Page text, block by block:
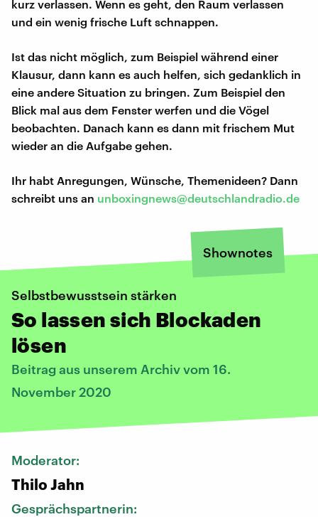
kurz verlassen. Wenn es geht, den Raum verlassen
und ein wenig frische Luft schnappen.
Ist das nicht möglich, zum Beispiel während einer
Klausur, dann kann es auch helfen, sich gedanklich in
eine andere Situation zu bringen. Zum Beispiel den
Blick mal aus dem Fenster werfen und die Vögel
beobachten. Danach kann es dann mit frischem Mut
wieder an die Aufgabe gehen.
Ihr habt Anregungen, Wünsche, Themenideen? Dann
schreibt uns an unboxingnews@deutschlandradio.de
Shownotes
Selbstbewusstsein stärken
So lassen sich Blockaden
lösen
Beitrag aus unserem Archiv vom 16.
November 2020
Moderator:
Thilo Jahn
Gesprächspartnerin: